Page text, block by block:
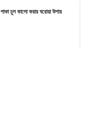
পাকা চুল কালো করার ঘরোয়া উপায়